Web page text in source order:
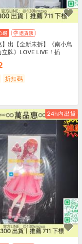
】出【全新未拆】《南小鳥
立牌》LOVE LIVE！插
折扣碼